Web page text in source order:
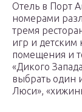
Отель в Порт
номерами
тремя
игр и
помещения и
«Дикого
выбрать один
Люси»,